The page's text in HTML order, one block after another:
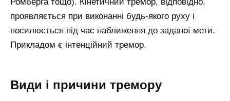
проявляється при виконанні будь-якого руху і
посилюється під час наближення до заданої мети.
Прикладом є інтенційний тремор.
Види і причини тремору